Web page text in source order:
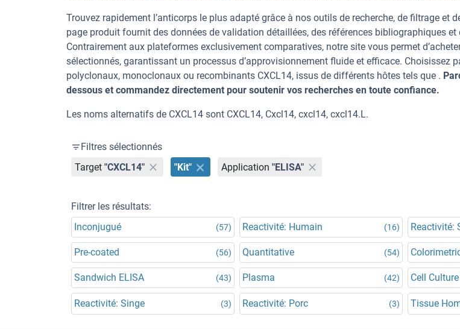
Trouvez rapidement l’anticorps le plus adapté grâce à nos outils de recherche, de filtrage et
page produit fournit des données de validation détaillées, des références bibliographiques et
Contrairement aux plateformes exclusivement comparatives, notre site vous permet
sélectionnés, garantissant un processus d’approvisionnement fluide et efficace. Choisissez
polyclonaux, monoclonaux ou recombinants CXCL14, issus de différents hôtes tels que .
dessous et commandez directement pour soutenir vos recherches en toute confiance.
Les noms alternatifs de CXCL14 sont CXCL14, Cxcl14, cxcl14, cxcl14.L.
Filtres sélectionnés
Target "CXCL14" "Kit" Application "ELISA"
Filtrer les résultats:
Inconjugué
(57) Reactivité: Humain (16) Reactivité:
Pre-coated (56) Quantitative (54)
Sandwich ELISA (43) Plasma (42) Cell
Reactivité: Singe (3) Reactivité: Porc (3) Tissue